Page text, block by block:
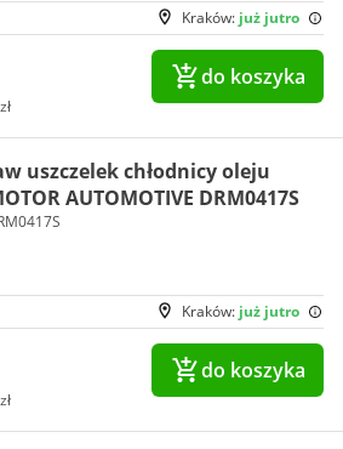
Kraków: już jutro
do koszyka
uszczelek chłodnicy oleju
AUTOMOTIVE DRM0417S
Kraków: już jutro
do koszyka